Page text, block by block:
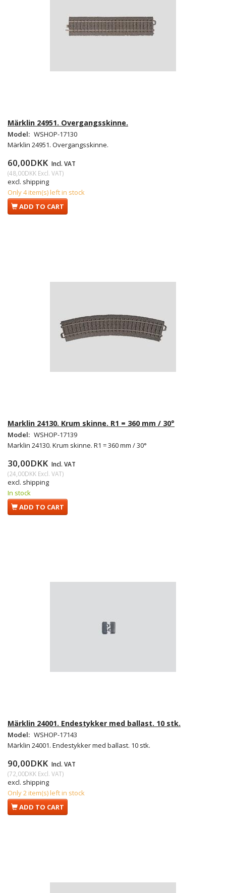
Märklin 24951. Overgangsskinne.
Model: WSHOP-17130
Märklin 24951. Overgangsskinne.
60,00DKK Incl. VAT
(48,00DKK Excl. VAT)
excl. shipping
Only 4 item(s) left in stock
ADD TO CART
Marklin 24130. Krum skinne. R1 = 360 mm / 30°
Model: WSHOP-17139
Marklin 24130. Krum skinne. R1 = 360 mm / 30°
30,00DKK Incl. VAT
(24,00DKK Excl. VAT)
excl. shipping
In stock
ADD TO CART
Märklin 24001. Endestykker med ballast. 10 stk.
Model: WSHOP-17143
Märklin 24001. Endestykker med ballast. 10 stk.
90,00DKK Incl. VAT
(72,00DKK Excl. VAT)
excl. shipping
Only 2 item(s) left in stock
ADD TO CART